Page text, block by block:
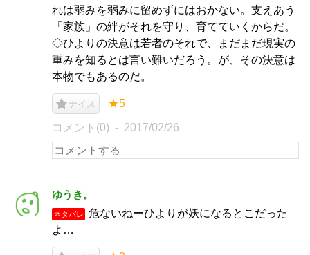
れは弱みを弱みに留めずにはおかない。支えあう
「家族」の絆がそれを守り、育てていくからだ。
◇ひよりの決意は若者のそれで、まだまだ現実の
重みを知るとは言い難いだろう。が、その決意は
本物でもあるのだ。
ナイス ★5
コメント(0) 2017/02/26
ゆうき。
ネタバレ
危ないねーひよりが妖になるとこだった
よ…